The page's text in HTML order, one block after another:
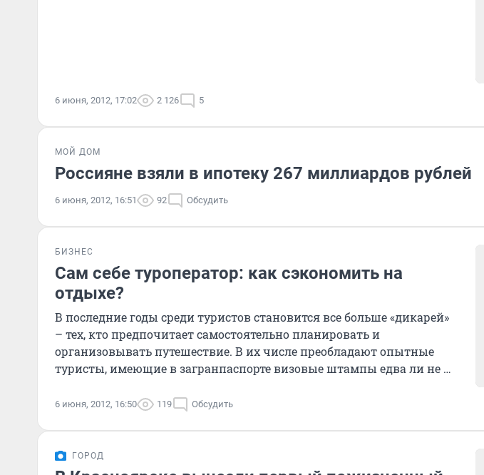
6 июня, 2012, 17:02 2 126 5
МОЙ ДОМ
Россияне взяли в ипотеку 267 миллиардов рублей
6 июня, 2012, 16:51 92 Обсудить
БИЗНЕС
Сам себе туроператор: как сэкономить на
отдыхе?
В последние годы среди туристов становится все больше «дикарей»
– тех, кто предпочитает самостоятельно планировать и
организовывать путешествие. В их числе преобладают опытные
туристы, имеющие в загранпаспорте визовые штампы едва ли не на
6 июня, 2012, 16:50 119 Обсудить
ГОРОД